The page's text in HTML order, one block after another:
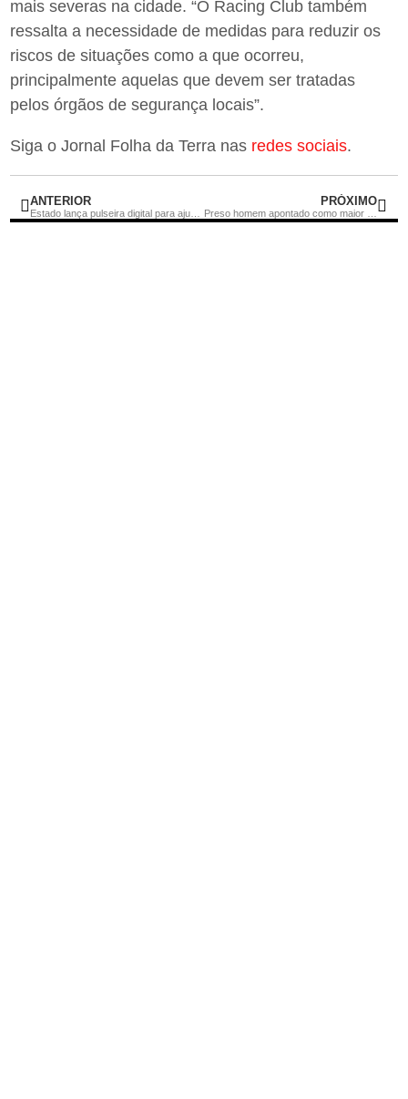
mais severas na cidade. “O Racing Club também
ressalta a necessidade de medidas para reduzir os
riscos de situações como a que ocorreu,
principalmente aquelas que devem ser tratadas
pelos órgãos de segurança locais”.
Siga o Jornal Folha da Terra nas redes sociais.
ANTERIOR
Estado lança pulseira digital para ajudar a localizar desaparecidos no Carnaval
PRÓXIMO
Preso homem apontado como maior distribuidor de cigarros eletrônicos do RJ